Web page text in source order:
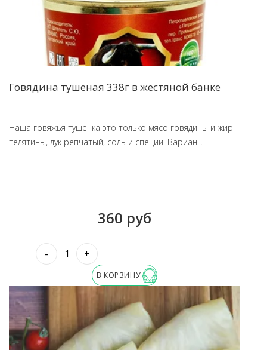
Говядина тушеная 338г в жестяной банке
Наша говяжья тушенка это только мясо говядины и жир
телятины, лук репчатый, соль и специи. Вариан...
360 руб
- +
В КОРЗИНУ